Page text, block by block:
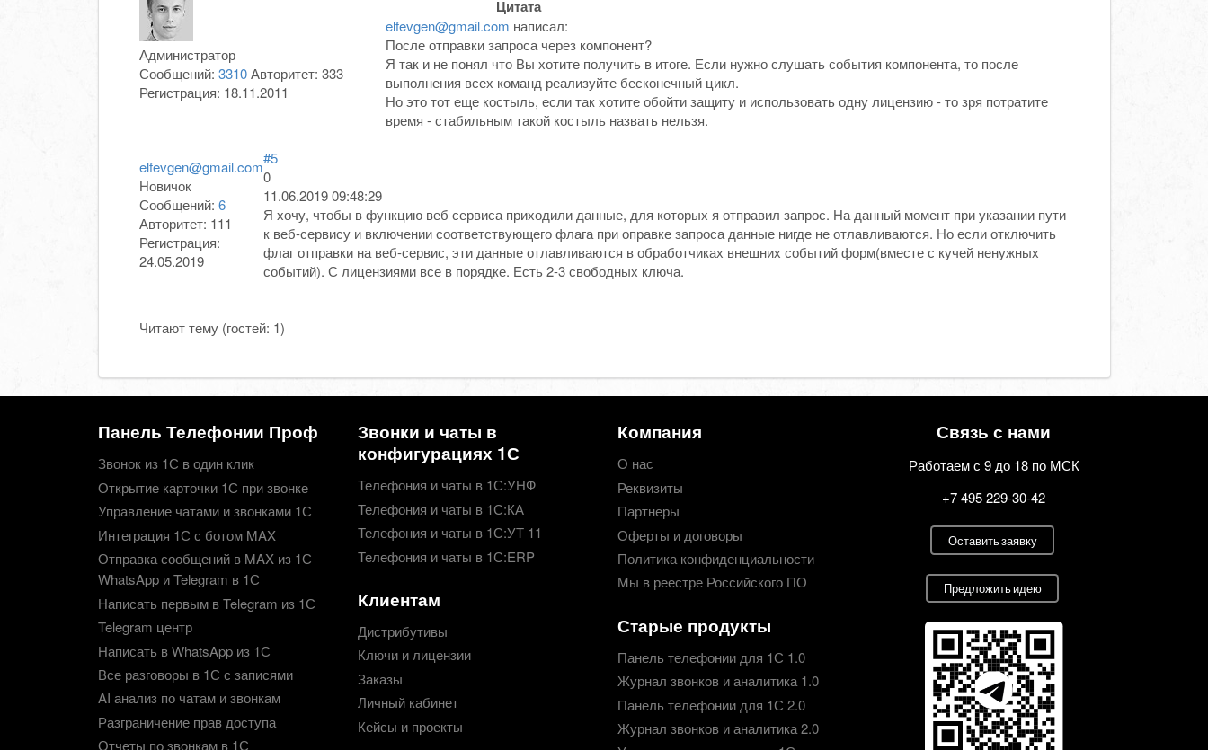
Администратор
Сообщений: 3310 Авторитет: 333
Регистрация: 18.11.2011
Цитата
elfevgen@gmail.com написал:
После отправки запроса через компонент?
Я так и не понял что Вы хотите получить в итоге. Если нужно слушать события компонента, то после
выполнения всех команд реализуйте бесконечный цикл.
Но это тот еще костыль, если так хотите обойти защиту и использовать одну лицензию - то зря потратите
время - стабильным такой костыль назвать нельзя.
elfevgen@gmail.com
Новичок
Сообщений: 6
Авторитет: 111
Регистрация:
24.05.2019
#5
0
11.06.2019 09:48:29
Я хочу, чтобы в функцию веб сервиса приходили данные, для которых я отправил запрос. На данный момент при указании пути
к веб-сервису и включении соответствующего флага при оправке запроса данные нигде не отлавливаются. Но если отключить
флаг отправки на веб-сервис, эти данные отлавливаются в обработчиках внешних событий форм(вместе с кучей ненужных
событий). С лицензиями все в порядке. Есть 2-3 свободных ключа.
Читают тему (гостей: 1)
Панель Телефонии Проф
Звонок из 1С в один клик
Открытие карточки 1С при звонке
Управление чатами и звонками 1С
Интеграция 1С с ботом MAX
Отправка сообщений в MAX из 1С
WhatsApp и Telegram в 1С
Написать первым в Telegram из 1С
Telegram центр
Написать в WhatsApp из 1С
Все разговоры в 1С с записями
AI анализ по чатам и звонкам
Разграничение прав доступа
Отчеты по звонкам в 1С
Звонки и чаты в
конфигурациях 1С
Телефония и чаты в 1С:УНФ
Телефония и чаты в 1С:КА
Телефония и чаты в 1С:УТ 11
Телефония и чаты в 1С:ERP
Клиентам
Дистрибутивы
Ключи и лицензии
Заказы
Личный кабинет
Кейсы и проекты
Компания
О нас
Реквизиты
Партнеры
Оферты и договоры
Политика конфиденциальности
Мы в реестре Российского ПО
Старые продукты
Панель телефонии для 1С 1.0
Журнал звонков и аналитика 1.0
Панель телефонии для 1С 2.0
Журнал звонков и аналитика 2.0
Связь с нами
Работаем с 9 до 18 по МСК
+7 495 229-30-42
Оставить заявку
Предложить идею